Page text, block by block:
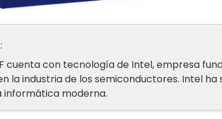
cuenta con tecnología de Intel, empresa
la industria de los semiconductores. Intel
informática moderna.